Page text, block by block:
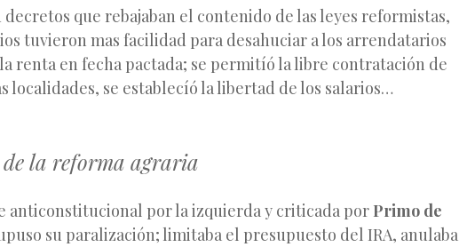
que rebajaban el contenido de las leyes reformistas,
tuvieron mas facilidad para desahuciar a los arrendatarios
renta en fecha pactada; se permitíó la libre contratación de
localidades, se establecíó la libertad de los salarios…
la reforma agraria
anticonstitucional por la izquierda y criticada por Primo de
su paralización; limitaba el presupuesto del IRA, anulaba